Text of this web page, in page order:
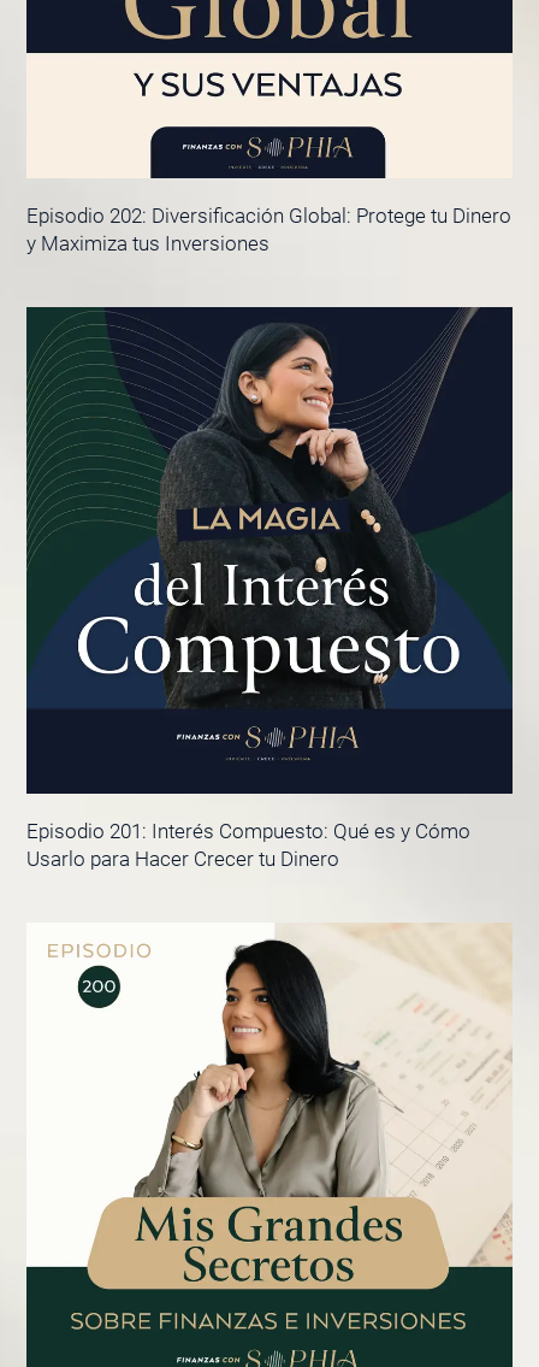
Episodio 202: Diversificación Global: Protege tu Dinero
y Maximiza tus Inversiones
Episodio 201: Interés Compuesto: Qué es y Cómo
Usarlo para Hacer Crecer tu Dinero